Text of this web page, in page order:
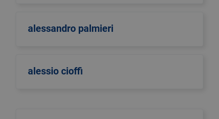
alessandro palmieri
alessio cioffi